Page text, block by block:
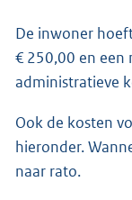
De inwoner
€ 250,00 en een
administratieve
Ook de kosten
hieronder.
naar rato.